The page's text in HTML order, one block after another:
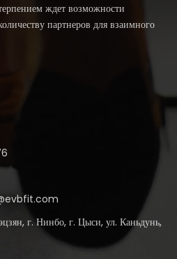
ждет возможности
партнеров для взаимного
г. Нинбо, г. Цыси, ул. Каньдунь,